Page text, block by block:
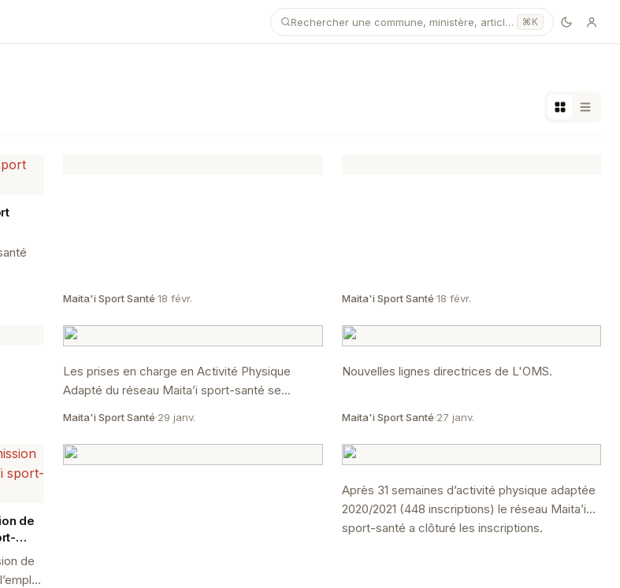
Rechercher une commune, ministère, article… ⌘K
Maita'i Sport Santé·18 févr. Maita'i Sport Santé·18 févr.
Les prises en charge en Activité Physique
Adapté du réseau Maita’i sport-santé se
Maita'i Sport Santé·29 janv.
Nouvelles lignes directrices de L'OMS.
Maita'i Sport Santé·27 janv.
de
de
Après 31 semaines d’activité physique adaptée
2020/2021 (448 inscriptions) le réseau Maita’i
sport-santé a clôturé les inscriptions.